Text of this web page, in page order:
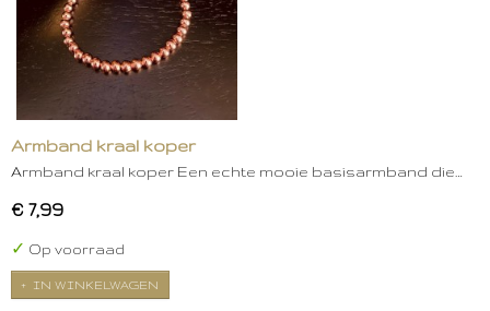
Armband kraal koper
Armband kraal koper Een echte mooie basisarmband die…
€ 7,99
✓ Op voorraad
IN WINKELWAGEN